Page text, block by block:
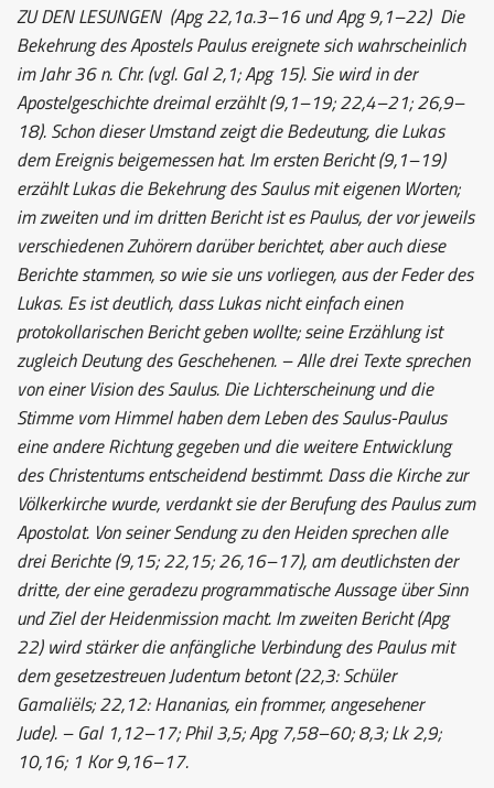
ZU DEN LESUNGEN(Apg 22,1a.3–16 und Apg 9,1–22) Die
Bekehrung des Apostels Paulus ereignete sich wahrscheinlich
im Jahr 36 n. Chr. (vgl. Gal 2,1; Apg 15). Sie wird in der
Apostelgeschichte dreimal erzählt (9,1–19; 22,4–21; 26,9–
18). Schon dieser Umstand zeigt die Bedeutung, die Lukas
dem Ereignis beigemessen hat. Im ersten Bericht (9,1–19)
erzählt Lukas die Bekehrung des Saulus mit eigenen Worten;
im zweiten und im dritten Bericht ist es Paulus, der vor jeweils
verschiedenen Zuhörern darüber berichtet, aber auch diese
Berichte stammen, so wie sie uns vorliegen, aus der Feder des
Lukas. Es ist deutlich, dass Lukas nicht einfach einen
protokollarischen Bericht geben wollte; seine Erzählung ist
zugleich Deutung des Geschehenen. – Alle drei Texte sprechen
von einer Vision des Saulus. Die Lichterscheinung und die
Stimme vom Himmel haben dem Leben des Saulus-Paulus
eine andere Richtung gegeben und die weitere Entwicklung
des Christentums entscheidend bestimmt. Dass die Kirche zur
Völkerkirche wurde, verdankt sie der Berufung des Paulus zum
Apostolat. Von seiner Sendung zu den Heiden sprechen alle
drei Berichte (9,15; 22,15; 26,16–17), am deutlichsten der
dritte, der eine geradezu programmatische Aussage über Sinn
und Ziel der Heidenmission macht. Im zweiten Bericht (Apg
22) wird stärker die anfängliche Verbindung des Paulus mit
dem gesetzestreuen Judentum betont (22,3: Schüler
Gamaliëls; 22,12: Hananias, ein frommer, angesehener
Jude). – Gal 1,12–17; Phil 3,5; Apg 7,58–60; 8,3; Lk 2,9;
10,16; 1 Kor 9,16–17.